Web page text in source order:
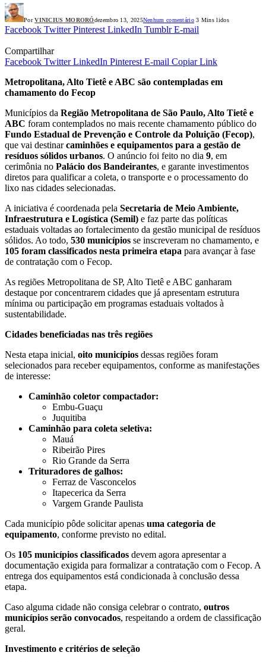
Por VINICIUS MORORÓdezembro 13, 2025Nenhum comentário3 Mins lidos
Facebook Twitter Pinterest LinkedIn Tumblr E-mail
Compartilhar
Facebook Twitter LinkedIn Pinterest E-mail Copiar Link
Metropolitana, Alto Tietê e ABC são contempladas em
chamamento do Fecop
Municípios da Região Metropolitana de São Paulo, Alto Tietê e
ABC foram contemplados no mais recente chamamento público do
Fundo Estadual de Prevenção e Controle da Poluição (Fecop),
que vai destinarcaminhões e equipamentos para a gestão de
resíduos sólidos urbanos. O anúncio foi feito no dia 9, em
cerimônia no Palácio dos Bandeirantes, e garante investimentos
diretos para qualificar a coleta, o transporte e o processamento do
lixo nas cidades selecionadas.
A iniciativa é coordenada pela Secretaria de Meio Ambiente,
Infraestrutura e Logística (Semil) e faz parte das políticas
estaduais voltadas ao fortalecimento da gestão municipal de resíduos
sólidos. Ao todo, 530 municípios se inscreveram no chamamento, e
105 foram classificados nesta primeira etapa para avançar à fase
de contratação com o Fecop.
As regiões Metropolitana de SP, Alto Tietê e ABC ganharam
destaque por concentrarem cidades que já apresentam estrutura
mínima ou participação em programas estaduais voltados à
sustentabilidade.
Cidades beneficiadas nas três regiões
Nesta etapa inicial, oito municípios dessas regiões foram
selecionados para receber equipamentos, conforme as manifestações
de interesse:
Caminhão coletor compactador:
Embu-Guaçu
Juquitiba
Caminhão para coleta seletiva:
Mauá
Ribeirão Pires
Rio Grande da Serra
Trituradores de galhos:
Ferraz de Vasconcelos
Itapecerica da Serra
Vargem Grande Paulista
Cada município pôde solicitar apenas uma categoria de
equipamento, conforme previsto no edital.
Os 105 municípios classificados devem agora apresentar a
documentação exigida para formalizar a contratação com o Fecop. A
entrega dos equipamentos está condicionada à conclusão dessa
etapa.
Caso alguma cidade não consiga celebrar o contrato, outros
municípios serão convocados, respeitando a ordem de classificação
geral.
Investimento e critérios de seleção